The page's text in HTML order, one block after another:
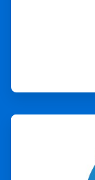
ArticleTile